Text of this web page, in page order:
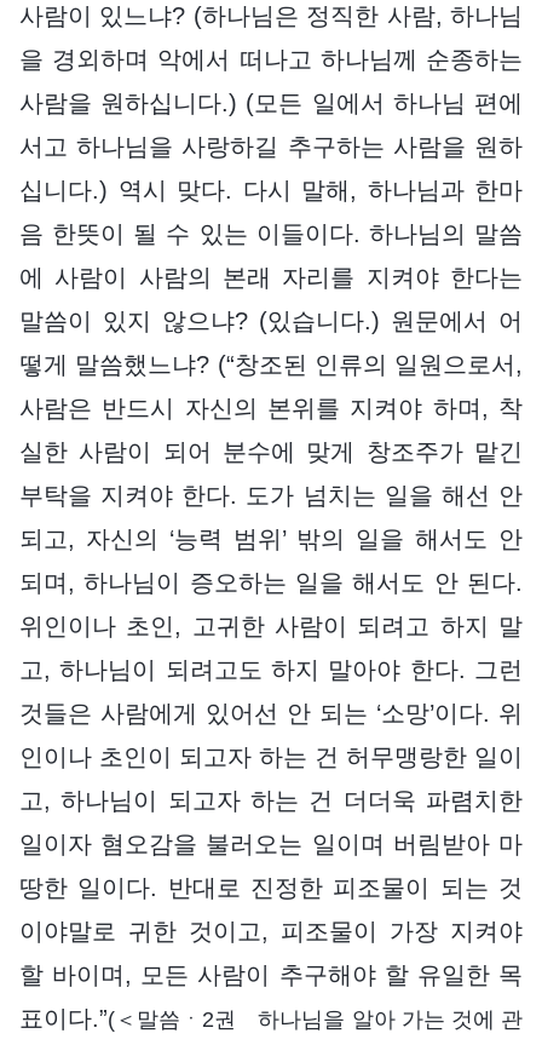
사람이 있느냐? (하나님은 정직한 사람, 하나님
을 경외하며 악에서 떠나고 하나님께 순종하는
사람을 원하십니다.) (모든 일에서 하나님 편에
서고 하나님을 사랑하길 추구하는 사람을 원하
십니다.) 역시 맞다. 다시 말해, 하나님과 한마
음 한뜻이 될 수 있는 이들이다. 하나님의 말씀
에 사람이 사람의 본래 자리를 지켜야 한다는
말씀이 있지 않으냐? (있습니다.) 원문에서 어
떻게 말씀했느냐? (“창조된 인류의 일원으로서,
사람은 반드시 자신의 본위를 지켜야 하며, 착
실한 사람이 되어 분수에 맞게 창조주가 맡긴
부탁을 지켜야 한다. 도가 넘치는 일을 해선 안
되고, 자신의 ‘능력 범위’ 밖의 일을 해서도 안
되며, 하나님이 증오하는 일을 해서도 안 된다.
위인이나 초인, 고귀한 사람이 되려고 하지 말
고, 하나님이 되려고도 하지 말아야 한다. 그런
것들은 사람에게 있어선 안 되는 ‘소망’이다. 위
인이나 초인이 되고자 하는 건 허무맹랑한 일이
고, 하나님이 되고자 하는 건 더더욱 파렴치한
일이자 혐오감을 불러오는 일이며 버림받아 마
땅한 일이다. 반대로 진정한 피조물이 되는 것
이야말로 귀한 것이고, 피조물이 가장 지켜야
할 바이며, 모든 사람이 추구해야 할 유일한 목
표이다.”(＜말씀ㆍ2권 하나님을 알아 가는 것에 관